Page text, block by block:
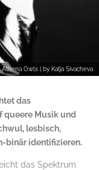
Athena Owls | by Katja Sivacheva
das
queere Musik und
lesbisch,
binär identifizieren.
das Spektrum